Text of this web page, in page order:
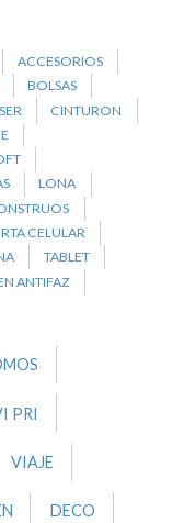
ACCESORIOS
BOLSAS
CINTURON
LONA
CELULAR
TABLET
ANTIFAZ
PRI
VIAJE
DECO